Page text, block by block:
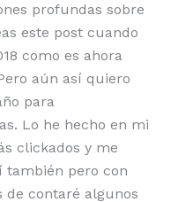
profundas sobre
este post cuando
como es ahora
aún así quiero
para
Lo he hecho en mi
clickados y me
también pero con
de contaré algunos